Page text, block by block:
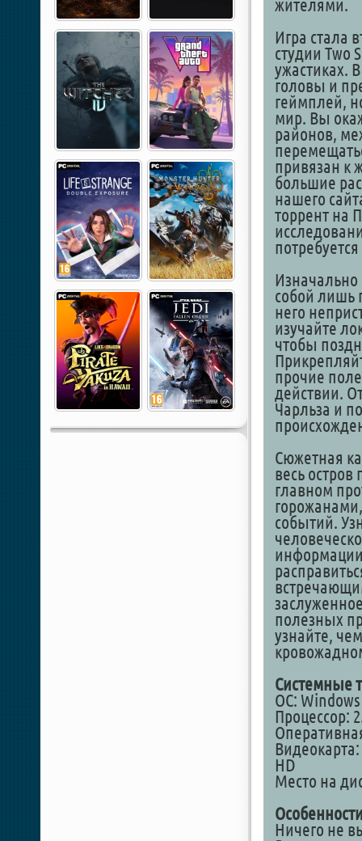
жителями.
Игра стала
студии Two
ужастиках.
головы и
геймплей,
мир. Вы
районов,
привязан к
большие
нашего
торрент на
Изначально
собой лишь
него
изучайте
чтобы
прочие
действии.
Чарльза и
Сюжетная
весь
главном
событий.
полезных
узнайте,
Системные
ОС: Windows
Процессор:
Видеокарта:
HD
Место на
Ничего не